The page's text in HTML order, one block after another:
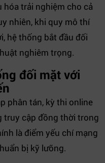
hóa trải nghiệm cho cả
nhiên, khi quy mô thí
hệ thống bắt đầu đối
nghiêm trọng.
đối mặt với
phân tán, kỳ thi online
truy cập đồng thời trong
là điểm yếu chí mạng
bị kỹ lưỡng.